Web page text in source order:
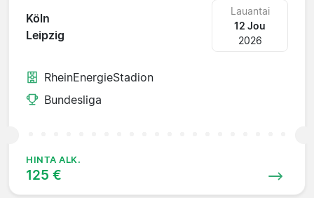
Köln
Leipzig
Lauantai
12 Jou
2026
RheinEnergieStadion
Bundesliga
HINTA ALK.
125 €